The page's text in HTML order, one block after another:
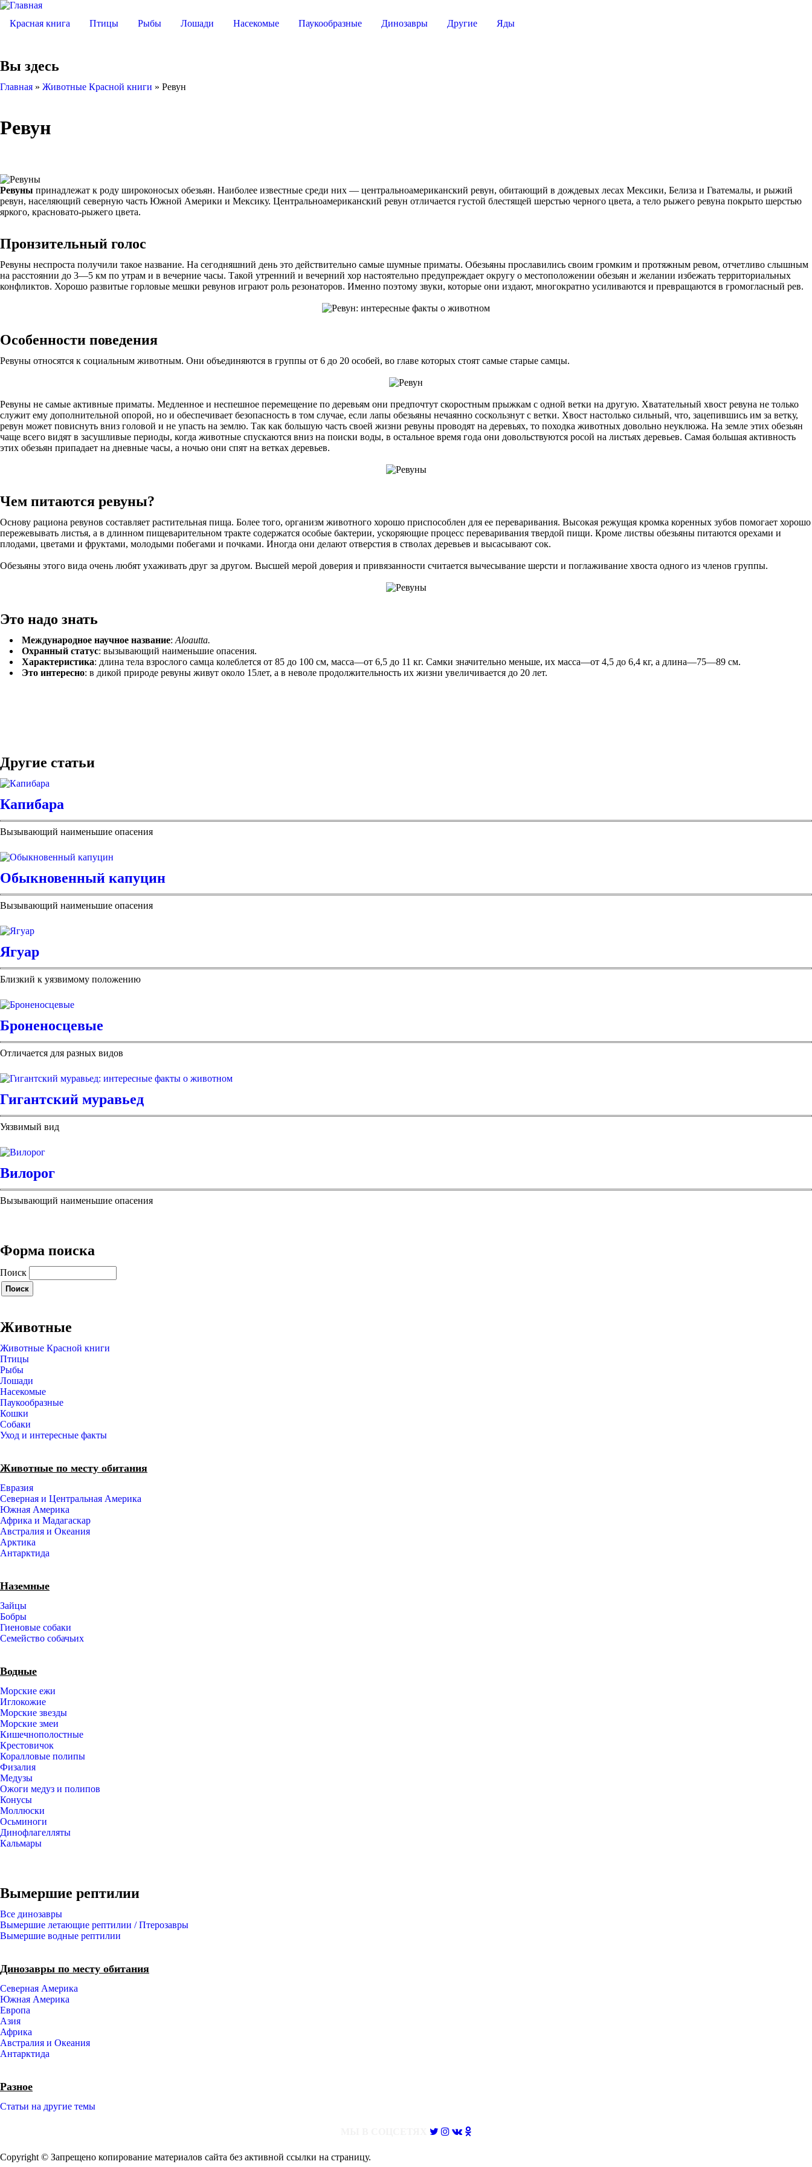
Красная книга Птицы Рыбы Лошади Насекомые Паукообразные Динозавры Другие Яды
Вы здесь
Главная » Животные Красной книги » Ревун
Ревун
Ревуны принадлежат к роду широконосых обезьян. Наиболее известные среди них — центральноамериканский ревун, обитающий в дождевых лесах Мексики, Белиза и Гватемалы, и рыжий
ревун, населяющий северную часть Южной Америки и Мексику. Центральноамериканский ревун отличается густой блестящей шерстью черного цвета, а тело рыжего ревуна покрыто шерстью
яркого, красновато-рыжего цвета.
Пронзительный голос
Ревуны неспроста получили такое название. На сегодняшний день это действительно самые шумные приматы. Обезьяны прославились своим громким и протяжным ревом, отчетливо слышным
на расстоянии до 3—5 км по утрам и в вечерние часы. Такой утренний и вечерний хор настоятельно предупреждает округу о местоположении обезьян и желании избежать территориальных
конфликтов. Хорошо развитые горловые мешки ревунов играют роль резонаторов. Именно поэтому звуки, которые они издают, многократно усиливаются и превращаются в громогласный рев.
Особенности поведения
Ревуны относятся к социальным животным. Они объединяются в группы от 6 до 20 особей, во главе которых стоят самые старые самцы.
Ревуны не самые активные приматы. Медленное и неспешное перемещение по деревьям они предпочтут скоростным прыжкам с одной ветки на другую. Хватательный хвост ревуна не только
служит ему дополнительной опорой, но и обеспечивает безопасность в том случае, если лапы обезьяны нечаянно соскользнут с ветки. Хвост настолько сильный, что, зацепившись им за ветку,
ревун может повиснуть вниз головой и не упасть на землю. Так как большую часть своей жизни ревуны проводят на деревьях, то походка животных довольно неуклюжа. На земле этих обезьян
чаще всего видят в засушливые периоды, когда животные спускаются вниз на поиски воды, в остальное время года они довольствуются росой на листьях деревьев. Самая большая активность
этих обезьян припадает на дневные часы, а ночью они спят на ветках деревьев.
Чем питаются ревуны?
Основу рациона ревунов составляет растительная пища. Более того, организм животного хорошо приспособлен для ее переваривания. Высокая режущая кромка коренных зубов помогает хорошо
пережевывать листья, а в длинном пищеварительном тракте содержатся особые бактерии, ускоряющие процесс переваривания твердой пищи. Кроме листвы обезьяны питаются орехами и
плодами, цветами и фруктами, молодыми побегами и почками. Иногда они делают отверстия в стволах деревьев и высасывают сок.
Обезьяны этого вида очень любят ухаживать друг за другом. Высшей мерой доверия и привязанности считается вычесывание шерсти и поглаживание хвоста одного из членов группы.
Это надо знать
Международное научное название: Aloautta.
Охранный статус: вызывающий наименьшие опасения.
Характеристика: длина тела взрослого самца колеблется от 85 до 100 см, масса—от 6,5 до 11 кг. Самки значительно меньше, их масса—от 4,5 до 6,4 кг, а длина—75—89 см.
Это интересно: в дикой природе ревуны живут около 15лет, а в неволе продолжительность их жизни увеличивается до 20 лет.
Другие статьи
Капибара
Вызывающий наименьшие опасения
Обыкновенный капуцин
Вызывающий наименьшие опасения
Ягуар
Близкий к уязвимому положению
Броненосцевые
Отличается для разных видов
Гигантский муравьед
Уязвимый вид
Вилорог
Вызывающий наименьшие опасения
Форма поиска
Поиск
Животные
Животные Красной книги
Птицы
Рыбы
Лошади
Насекомые
Паукообразные
Кошки
Собаки
Уход и интересные факты
Животные по месту обитания
Евразия
Северная и Центральная Америка
Южная Америка
Африка и Мадагаскар
Австралия и Океания
Арктика
Антарктида
Наземные
Зайцы
Бобры
Гиеновые собаки
Семейство собачьих
Водные
Морские ежи
Иглокожие
Морские звезды
Морские змеи
Кишечнополостные
Крестовичок
Коралловые полипы
Физалия
Медузы
Ожоги медуз и полипов
Конусы
Моллюски
Осьминоги
Динофлагелляты
Кальмары
Вымершие рептилии
Все динозавры
Вымершие летающие рептилии / Птерозавры
Вымершие водные рептилии
Динозавры по месту обитания
Северная Америка
Южная Америка
Европа
Азия
Африка
Австралия и Океания
Антарктида
Разное
Статьи на другие темы
Copyright © Запрещено копирование материалов сайта без активной ссылки на страницу.